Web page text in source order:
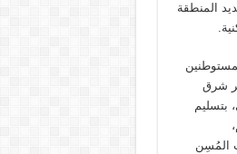
المنطقة
شرق
بتسليم
المُسِن